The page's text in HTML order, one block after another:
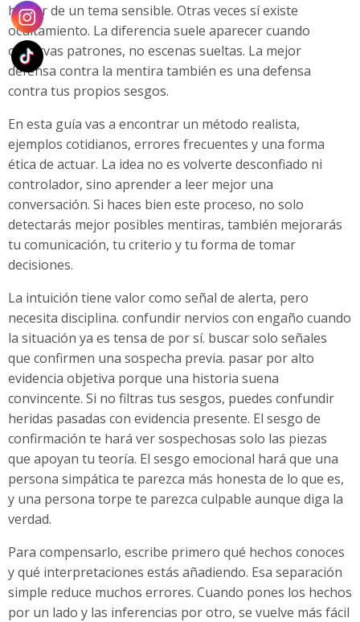
hablar de un tema sensible. Otras veces sí existe
ocultamiento. La diferencia suele aparecer cuando
observas patrones, no escenas sueltas. La mejor
defensa contra la mentira también es una defensa
contra tus propios sesgos.
En esta guía vas a encontrar un método realista,
ejemplos cotidianos, errores frecuentes y una forma
ética de actuar. La idea no es volverte desconfiado ni
controlador, sino aprender a leer mejor una
conversación. Si haces bien este proceso, no solo
detectarás mejor posibles mentiras, también mejorarás
tu comunicación, tu criterio y tu forma de tomar
decisiones.
La intuición tiene valor como señal de alerta, pero
necesita disciplina. confundir nervios con engaño cuando
la situación ya es tensa de por sí. buscar solo señales
que confirmen una sospecha previa. pasar por alto
evidencia objetiva porque una historia suena
convincente. Si no filtras tus sesgos, puedes confundir
heridas pasadas con evidencia presente. El sesgo de
confirmación te hará ver sospechosas solo las piezas
que apoyan tu teoría. El sesgo emocional hará que una
persona simpática te parezca más honesta de lo que es,
y una persona torpe te parezca culpable aunque diga la
verdad.
Para compensarlo, escribe primero qué hechos conoces
y qué interpretaciones estás añadiendo. Esa separación
simple reduce muchos errores. Cuando pones los hechos
por un lado y las inferencias por otro, se vuelve más fácil